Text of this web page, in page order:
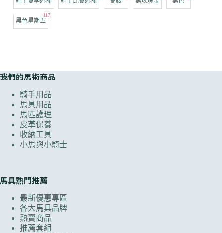
117
黑色星期五
我們的馬術商品
騎手用品
馬具用品
馬匹護理
皮革保養
收納工具
小馬與小騎士
馬具熱門推薦
最新優惠專區
各大馬具品牌
熱賣商品
推薦套組